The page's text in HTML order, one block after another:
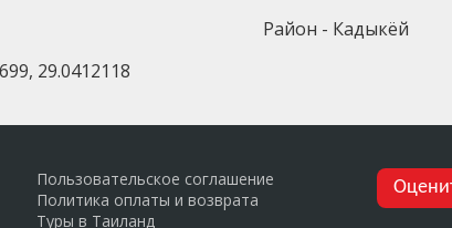
Район - Кадыкёй
29.0412118
Пользовательское соглашение
Политика оплаты и возврата
Туры в Таиланд